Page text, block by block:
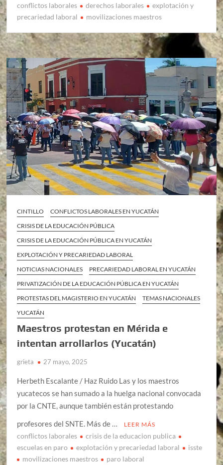
conflictos laborales derechos laborales
explotación y
precariedad laboral
movilizaciones maestros
CINTILLO
CONFLICTOS LABORALES EN YUCATÁN
CRISIS DE LA EDUCACIÓN PÚBLICA
CRISIS DE LA EDUCACIÓN PÚBLICA EN YUCATÁN
EXPLOTACIÓN Y PRECARIEDAD LABORAL
NOTICIAS NACIONALES
PRECARIEDAD LABORAL EN YUCATÁN
PRIVATIZACIÓN DE LA EDUCACIÓN PÚBLICA EN YUCATÁN
PROTESTAS DEL MAGISTERIO EN YUCATÁN
TEMAS NACIONALES
YUCATÁN
Maestros protestan en Mérida e
intentan arrollarlos (Yucatán)
grieta 27 mayo, 2025
Herbeth Escalante / Haz Ruido Las y los maestros
yucatecos se han sumado a la huelga nacional convocada
por la CNTE, aunque también están protestando
profesores del SNTE. Más de …
LEER MÁS
conflictos laborales
crisis de la educacion publica
escuelas en paro
explotación y precariedad laboral
isste
movilizaciones maestros
paro laboral